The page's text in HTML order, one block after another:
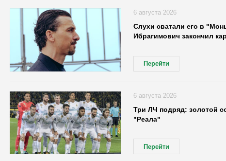
Слухи сватали его в
Ибрагимович закончил
Перейти
6 августа 2026
Три ЛЧ подряд: золотой
"Реала"
Перейти
6 августа 2026